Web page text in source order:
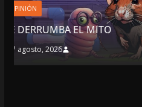
LOCALES
TOP TEN DEL
7 agosto, 2026